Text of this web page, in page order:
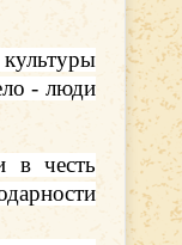
- люди
в честь